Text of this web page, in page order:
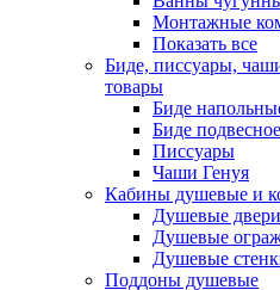
Монтажные
Показать все
Биде, писсуары,
товары
Биде
Биде подвесное
Писсуары
Чаши Генуя
Кабины душевые и
Душевые двери
Душевые
Душевые
Поддоны душевые